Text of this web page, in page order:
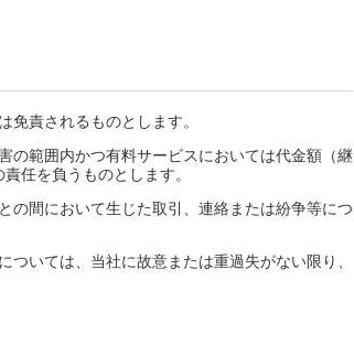
責されるものとします。
の範囲内かつ有料サービスにおいては代金額（継
任を負うものとします。
の間において生じた取引、連絡または紛争等につ
いては、当社に故意または重過失がない限り、